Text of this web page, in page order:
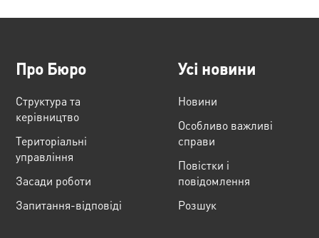
Про Бюро
Структура та
керівництво
Територіальні
управління
Засади роботи
Запитання-відповіді
Усі новини
Новини
Особливо важливі
справи
Повістки і
повідомлення
Розшук